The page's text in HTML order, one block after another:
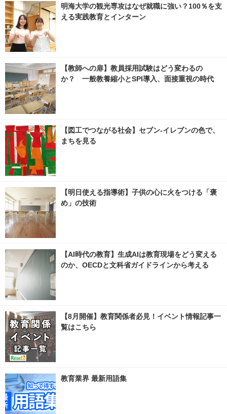
明海大学の観光専攻はなぜ就職に強い？100％を支
える実践教育とインターン
【教師への扉】教員採用試験はどう変わるの
か？ 一般教養縮小とSPI導入、面接重視の時代
【図工でつながる社会】セブン‐イレブンの色で、
まちを見る
【明日使える指導術】子供の心に火をつける「褒
め」の技術
【AI時代の教育】生成AIは教育現場をどう変える
のか、OECDと文科省ガイドラインから考える
【8月開催】教育関係者必見！イベント情報記事一
覧はこちら
教育業界 最新用語集